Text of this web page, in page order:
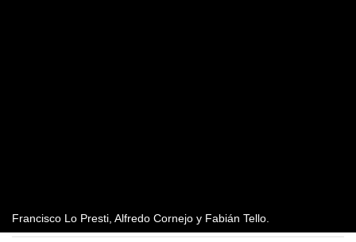
Francisco Lo Presti, Alfredo Cornejo y Fabián Tello.